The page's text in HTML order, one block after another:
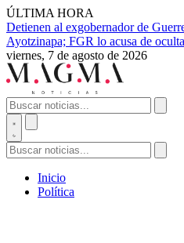
ÚLTIMA HORA
Detienen al exgobernador de
Ayotzinapa; FGR lo acusa de
viernes, 7 de agosto de 2026
Inicio
Política